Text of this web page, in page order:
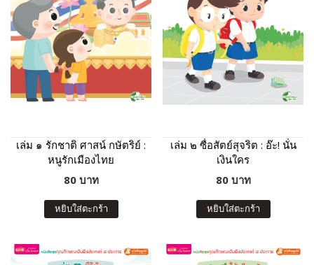
เล่ม ๑ รักชาติ ศาสน์ กษัตริย์ :
หนูรักเมืองไทย
80 บาท
หยิบใส่ตะกร้า
เล่ม ๒ ซื่อสัตย์สุจริต : อ๊ะ! นั่น
เงินใคร
80 บาท
หยิบใส่ตะกร้า